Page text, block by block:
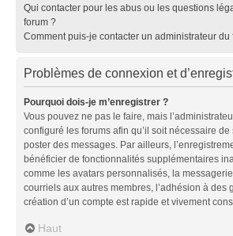
Qui contacter pour les abus ou les questions
forum ?
Comment puis-je contacter un administrateur du
Problèmes de connexion et
Pourquoi dois-je m’enregistrer ?
Vous pouvez ne pas le faire, mais
configuré les forums afin qu’il soit nécessaire de
poster des messages. Par ailleurs,
bénéficier de fonctionnalités supplémentaires
comme les avatars personnalisés, la
courriels aux autres membres, l’adhésion à des
création d’un compte est rapide et vivement
Haut